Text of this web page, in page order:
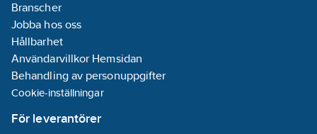
Branscher
Jobba hos oss
Hållbarhet
Användarvillkor Hemsidan
Behandling av personuppgifter
Cookie-inställningar
För leverantörer